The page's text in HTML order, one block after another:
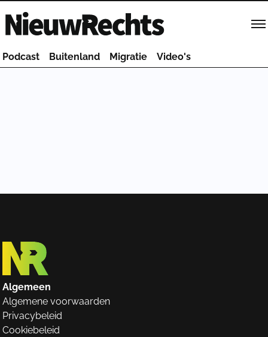
Homepage van NieuwRechts
Podcast Buitenland Migratie Video's
Algemeen
Algemene voorwaarden
Privacybeleid
Cookiebeleid